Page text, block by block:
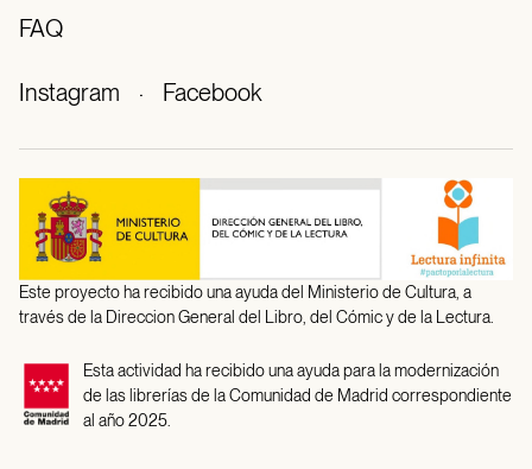
FAQ
Instagram · Facebook
Este proyecto ha recibido una ayuda del Ministerio de Cultura, a
través de la Direccion General del Libro, del Cómic y de la Lectura.
Esta actividad ha recibido una ayuda para la modernización
de las librerías de la Comunidad de Madrid correspondiente
al año 2025.